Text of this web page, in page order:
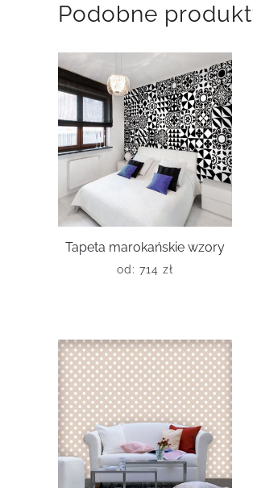
Podobne
Tapeta marokańskie wzory
od: 714 zł